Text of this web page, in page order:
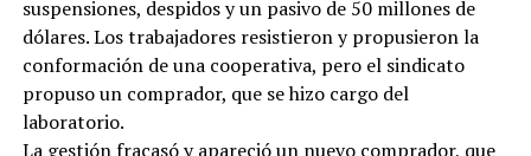
suspensiones, despidos y un pasivo de 50 millones de
dólares. Los trabajadores resistieron y propusieron la
conformación de una cooperativa, pero el sindicato
propuso un comprador, que se hizo cargo del
laboratorio.
La gestión fracasó y apareció un nuevo comprador, que